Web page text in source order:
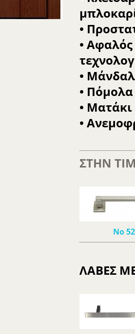
•
•
•
• Πόμολα
• Ματάκι
•
ΣΤΗΝ
Νο
ΛΑΒΕΣ